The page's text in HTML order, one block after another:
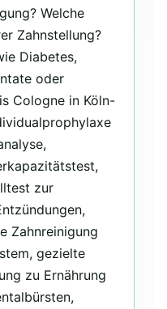
Welche
Zahnstellung?
Diabetes,
oder
Cologne in Köln-
zur
Zahnreinigung
gezielte
zu Ernährung